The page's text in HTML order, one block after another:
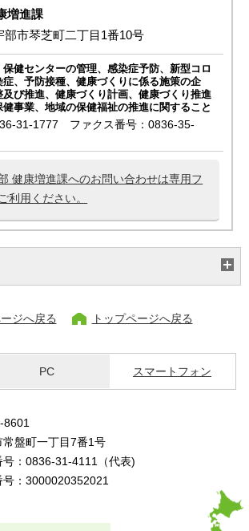
増進課
市琴芝町二丁目1番10号
健センターの管理、感染症予防、新型コロ
症、予防接種、健康づくりに係る施策の企
及び推進、健康づくり計画、健康づくり推進
事業、地域の保健福祉の推進に関すること
31-1777 ファクス番号：0836-35-
健康増進課へのお問い合わせは専用フ
利用ください。
ジへ戻る トップページへ戻る
PC スマートフォン
8601
常盤町一丁目7番1号
号：0836-31-4111（代表)
号：3000020352021